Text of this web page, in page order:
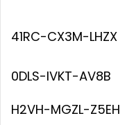
41RC-CX3M-LHZX
0DLS-IVKT-AV8B
H2VH-MGZL-Z5EH